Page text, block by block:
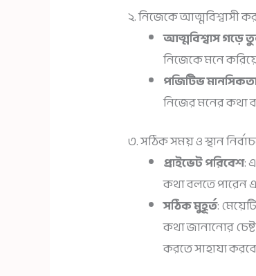
২. নিজেকে আত্মবিশ্বাসী
আত্মবিশ্বাস গড়ে
নিজেকে মনে
পজিটিভ
নিজের মনের কথা
৩. সঠিক সময় ও স্থান
প্রাইভেট পরিবেশ:
কথা বলতে পারেন
সঠিক মুহূর্ত:
কথা জানানোর
করতে সাহায্য